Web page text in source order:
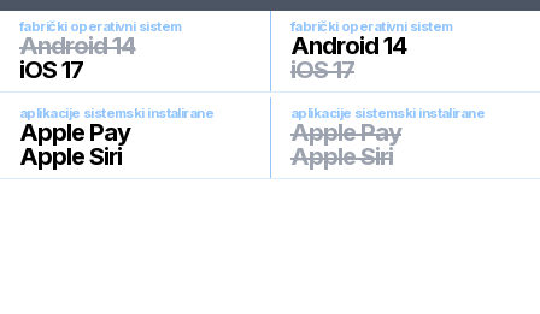
fabrički operativni sistem
Android 14
iOS 17
fabrički operativni sistem
Android 14
iOS 17
aplikacije sistemski instalirane
Apple Pay
Apple Siri
aplikacije sistemski instalirane
Apple Pay
Apple Siri